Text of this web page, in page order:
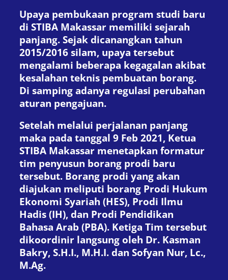
Upaya pembukaan program studi baru
di STIBA Makassar memiliki sejarah
panjang. Sejak dicanangkan tahun
2015/2016 silam, upaya tersebut
mengalami beberapa kegagalan akibat
kesalahan teknis pembuatan borang.
Di samping adanya regulasi perubahan
aturan pengajuan.
Setelah melalui perjalanan panjang
maka pada tanggal 9 Feb 2021, Ketua
STIBA Makassar menetapkan formatur
tim penyusun borang prodi baru
tersebut. Borang prodi yang akan
diajukan meliputi borang Prodi Hukum
Ekonomi Syariah (HES), Prodi Ilmu
Hadis (IH), dan Prodi Pendidikan
Bahasa Arab (PBA). Ketiga Tim tersebut
dikoordinir langsung oleh Dr. Kasman
Bakry, S.H.I., M.H.I. dan Sofyan Nur, Lc.,
M.Ag.